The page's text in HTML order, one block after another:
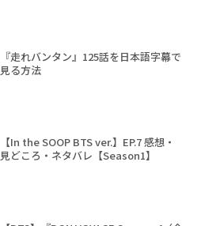
『走れバンタン』125話を日本語字幕で
見る方法
【In the SOOP BTS ver.】EP.7 感想・
見どころ・ネタバレ【Season1】